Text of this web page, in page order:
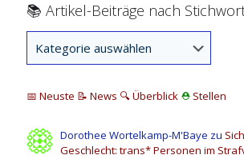
📚 Artikel-Beiträge nach
📅 Neuste 📝 News 🔍 Überblick ⛑ Stellen
Dorothee Wortelkamp-M'Baye zu
Geschlecht: trans* Personen im